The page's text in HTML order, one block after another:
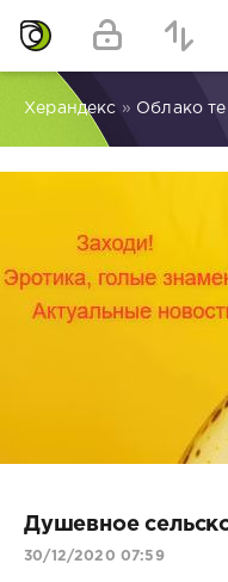
Херандекс » Облако
Душевное
30/12/2020 07:59